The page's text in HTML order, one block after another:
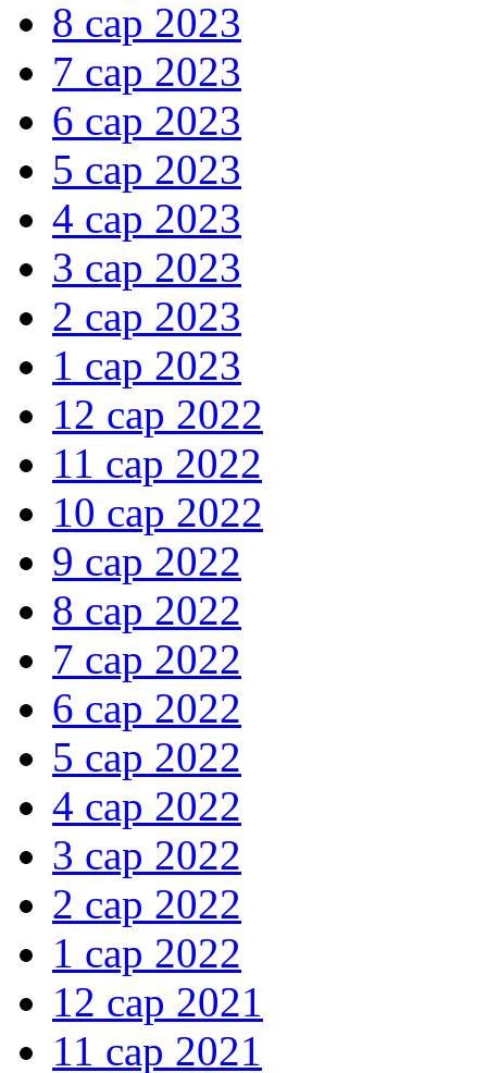
8 сар 2023
7 сар 2023
6 сар 2023
5 сар 2023
4 сар 2023
3 сар 2023
2 сар 2023
1 сар 2023
12 сар 2022
11 сар 2022
10 сар 2022
9 сар 2022
8 сар 2022
7 сар 2022
6 сар 2022
5 сар 2022
4 сар 2022
3 сар 2022
2 сар 2022
1 сар 2022
12 сар 2021
11 сар 2021